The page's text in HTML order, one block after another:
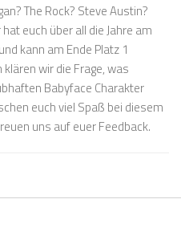
The Rock? Steve Austin?
euch über all die Jahre am
kann am Ende Platz 1
wir die Frage, was
Babyface Charakter
euch viel Spaß bei diesem
uns auf euer Feedback.